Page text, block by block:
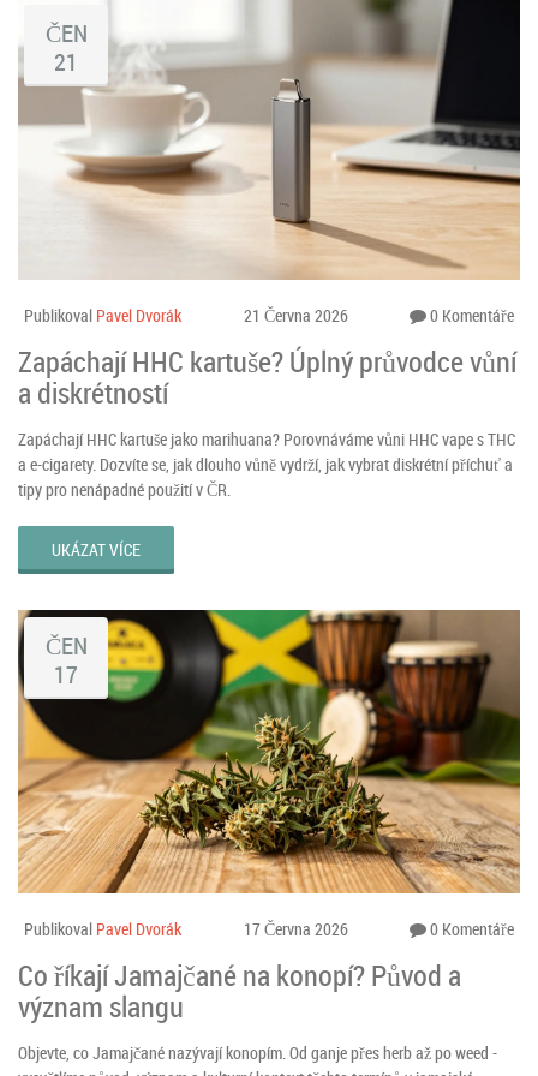
ČEN
21
Publikoval Pavel Dvorák 21 Června 2026 0 Komentáře
Zapáchají HHC kartuše? Úplný průvodce vůní
a diskrétností
Zapáchají HHC kartuše jako marihuana? Porovnáváme vůni HHC vape s THC
a e-cigarety. Dozvíte se, jak dlouho vůně vydrží, jak vybrat diskrétní příchuť a
tipy pro nenápadné použití v ČR.
UKÁZAT VÍCE
ČEN
17
Publikoval Pavel Dvorák 17 Června 2026 0 Komentáře
Co říkají Jamajčané na konopí? Původ a
význam slangu
Objevte, co Jamajčané nazývají konopím. Od ganje přes herb až po weed -